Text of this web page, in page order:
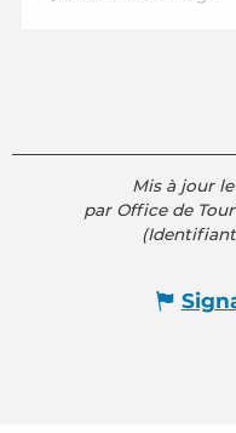
Mis à jour le
par Office de